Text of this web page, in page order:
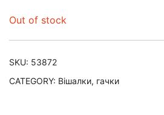
Out of stock
SKU: 53872
CATEGORY: Вішалки, гачки